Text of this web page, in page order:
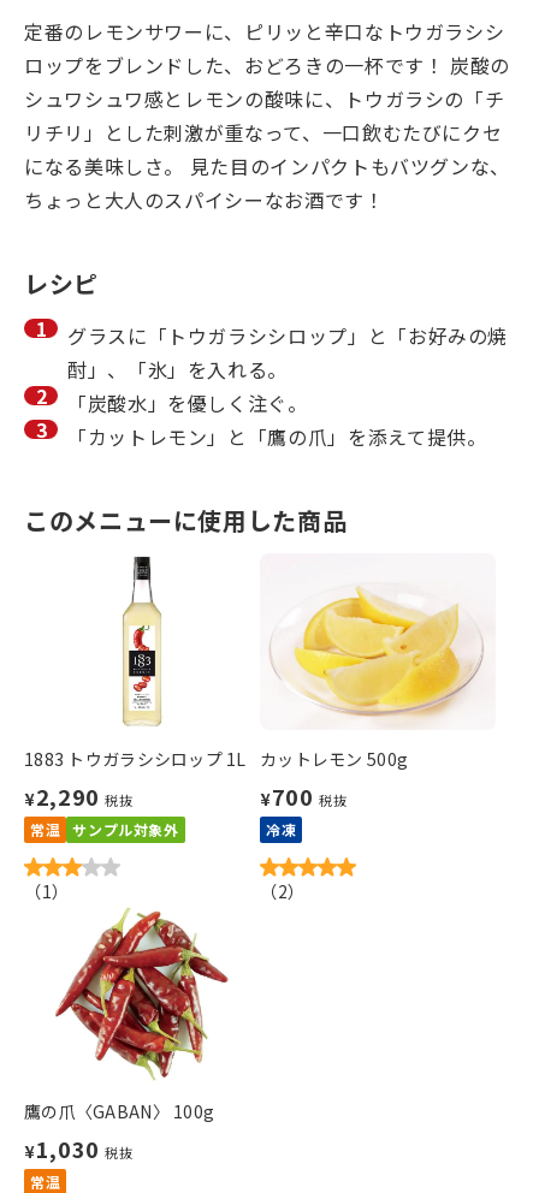
定番のレモンサワーに、ピリッと辛口なトウガラシシ
ロップをブレンドした、おどろきの一杯です！ 炭酸の
シュワシュワ感とレモンの酸味に、トウガラシの「チ
リチリ」とした刺激が重なって、一口飲むたびにクセ
になる美味しさ。 見た目のインパクトもバツグンな、
ちょっと大人のスパイシーなお酒です！
レシピ
グラスに「トウガラシシロップ」と「お好みの焼
酎」、「氷」を入れる。
「炭酸水」を優しく注ぐ。
「カットレモン」と「鷹の爪」を添えて提供。
このメニューに使用した商品
1883 トウガラシシロップ 1L
¥2,290 税抜
常温 サンプル対象外
（1）
カットレモン 500g
¥700 税抜
冷凍
（2）
鷹の爪〈GABAN〉 100g
¥1,030 税抜
常温